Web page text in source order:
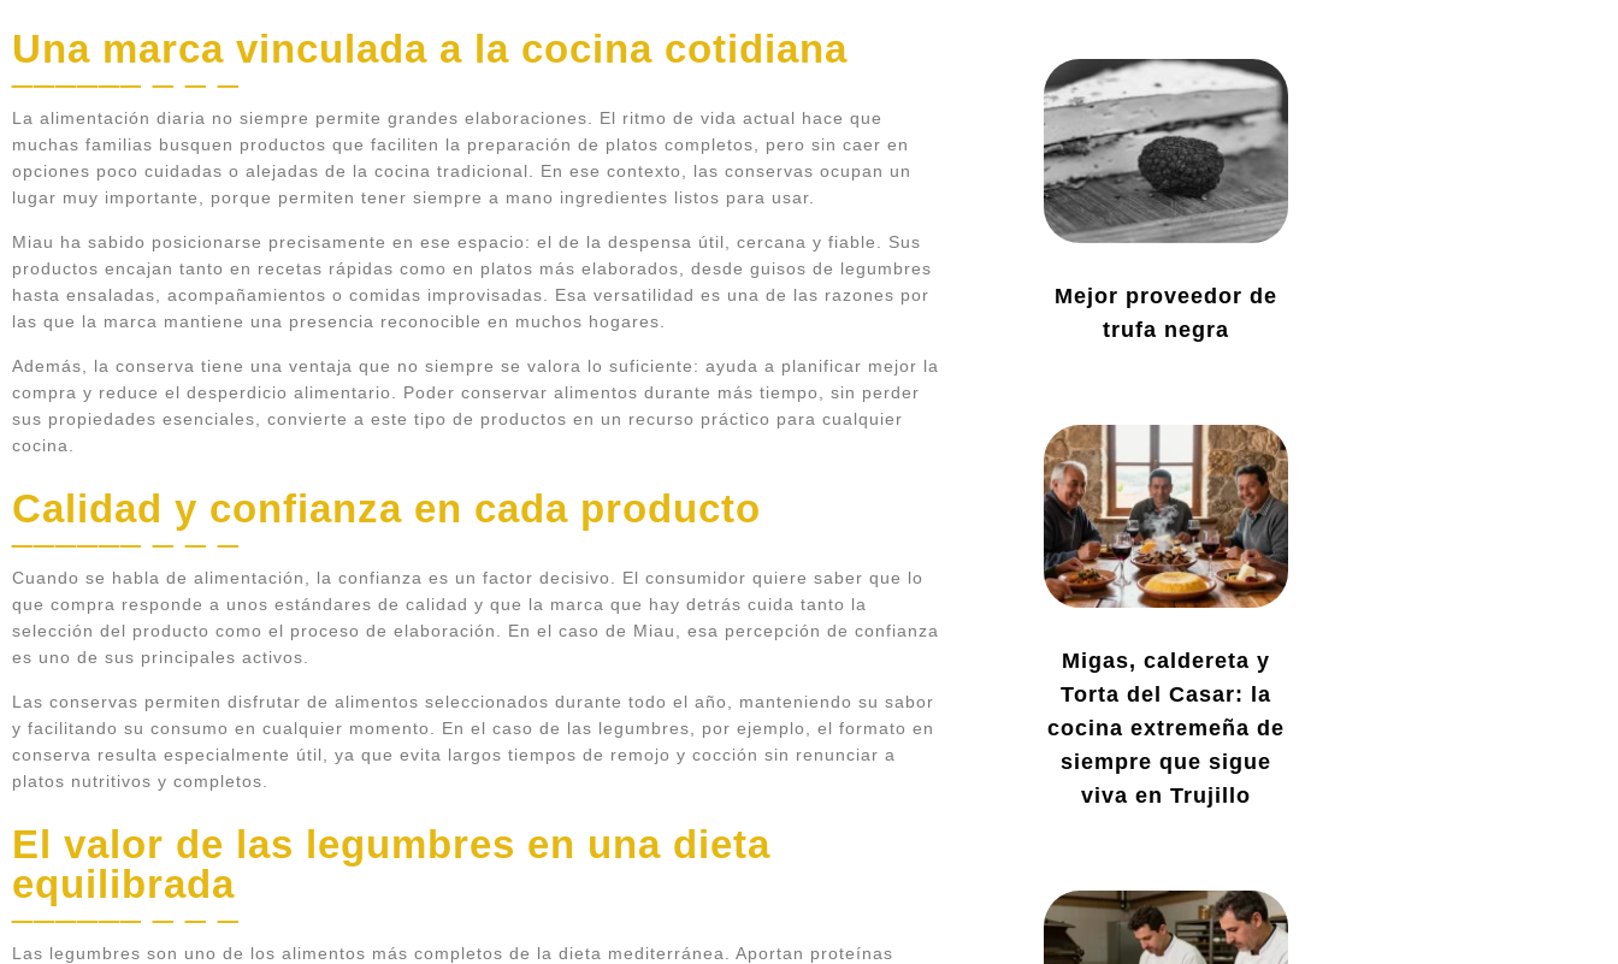
Una marca vinculada a la cocina cotidiana
La alimentación diaria no siempre permite grandes elaboraciones. El ritmo de vida actual hace que
muchas familias busquen productos que faciliten la preparación de platos completos, pero sin caer en
opciones poco cuidadas o alejadas de la cocina tradicional. En ese contexto, las conservas ocupan un
lugar muy importante, porque permiten tener siempre a mano ingredientes listos para usar.
Miau ha sabido posicionarse precisamente en ese espacio: el de la despensa útil, cercana y fiable. Sus
productos encajan tanto en recetas rápidas como en platos más elaborados, desde guisos de legumbres
hasta ensaladas, acompañamientos o comidas improvisadas. Esa versatilidad es una de las razones por
las que la marca mantiene una presencia reconocible en muchos hogares.
Además, la conserva tiene una ventaja que no siempre se valora lo suficiente: ayuda a planificar mejor la
compra y reduce el desperdicio alimentario. Poder conservar alimentos durante más tiempo, sin perder
sus propiedades esenciales, convierte a este tipo de productos en un recurso práctico para cualquier
cocina.
Calidad y confianza en cada producto
Cuando se habla de alimentación, la confianza es un factor decisivo. El consumidor quiere saber que lo
que compra responde a unos estándares de calidad y que la marca que hay detrás cuida tanto la
selección del producto como el proceso de elaboración. En el caso de Miau, esa percepción de confianza
es uno de sus principales activos.
Las conservas permiten disfrutar de alimentos seleccionados durante todo el año, manteniendo su sabor
y facilitando su consumo en cualquier momento. En el caso de las legumbres, por ejemplo, el formato en
conserva resulta especialmente útil, ya que evita largos tiempos de remojo y cocción sin renunciar a
platos nutritivos y completos.
El valor de las legumbres en una dieta
equilibrada
Las legumbres son uno de los alimentos más completos de la dieta mediterránea. Aportan proteínas
Mejor proveedor de
trufa negra
Migas, caldereta y
Torta del Casar: la
cocina extremeña de
siempre que sigue
viva en Trujillo